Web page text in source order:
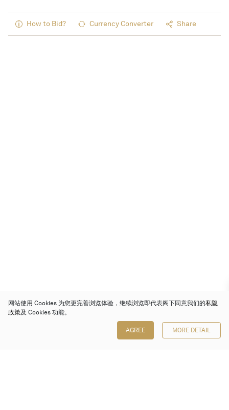
How to Bid? Currency Converter Share
网站使用 Cookies 为您更完善浏览体验，继续浏览即代表阁下同意我们的私隐
政策及 Cookies 功能。
AGREE MORE DETAIL